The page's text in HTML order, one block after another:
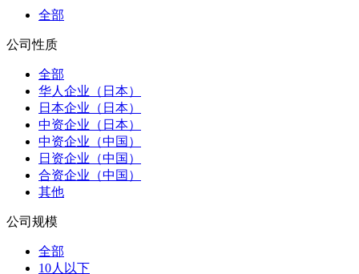
全部
公司性质
全部
华人企业（日本）
日本企业（日本）
中资企业（日本）
中资企业（中国）
日资企业（中国）
合资企业（中国）
其他
公司规模
全部
10人以下